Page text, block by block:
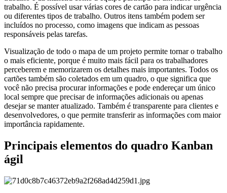
trabalho. É possível usar várias cores de cartão para indicar urgência
ou diferentes tipos de trabalho. Outros itens também podem ser
incluídos no processo, como imagens que indicam as pessoas
responsáveis ​​pelas tarefas.
Visualização de todo o mapa de um projeto permite tornar o trabalho
o mais eficiente, porque é muito mais fácil para os trabalhadores
perceberem e memorizarem os detalhes mais importantes. Todos os
cartões também são coletados em um quadro, o que significa que
você não precisa procurar informações e pode endereçar um único
local sempre que precisar de informações adicionais ou apenas
desejar se manter atualizado. Também é transparente para clientes e
desenvolvedores, o que permite transferir as informações com maior
importância rapidamente.
Principais elementos do quadro Kanban
ágil